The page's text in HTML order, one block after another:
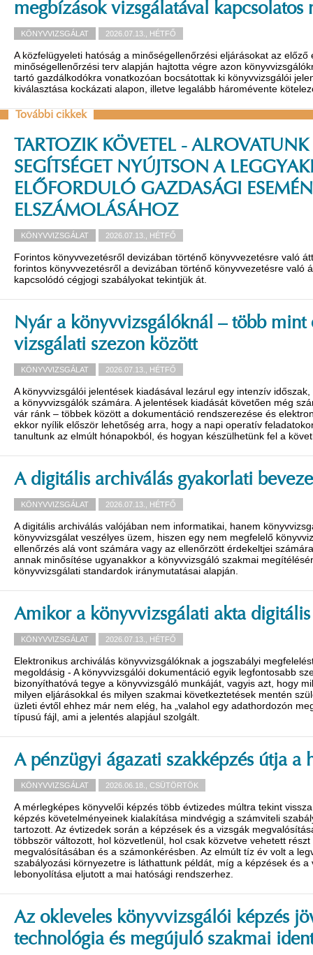
megbízások vizsgálatával kapcsolatos
KÖNYVVIZSGÁLAT 2026.07.13., HÉTFŐ
A közfelügyeleti hatóság a minőségellenőrzési eljárásokat az előző
minőségellenőrzési terv alapján hajtotta végre azon
tartó gazdálkodókra vonatkozóan bocsátottak ki könyvvizsgálói
kiválasztása kockázati alapon, illetve legalább háromévente
További cikkek
TARTOZIK KÖVETEL -
SEGÍTSÉGET NYÚJTSON A
ELŐFORDULÓ GAZDASÁGI
ELSZÁMOLÁSÁHOZ
KÖNYVVIZSGÁLAT 2026.07.13., HÉTFŐ
Forintos könyvvezetésről devizában történő könyvvezetésre való
forintos könyvvezetésről a devizában történő könyvvezetésre való
kapcsolódó cégjogi szabályokat tekintjük át.
Nyár a könyvvizsgálóknál – több mint
vizsgálati szezon között
KÖNYVVIZSGÁLAT 2026.07.13., HÉTFŐ
A könyvvizsgálói jelentések kiadásával lezárul egy intenzív
a könyvvizsgálók számára. A jelentések kiadását követően még
vár ránk – többek között a dokumentáció rendszerezése és
ekkor nyílik először lehetőség arra, hogy a napi operatív
tanultunk az elmúlt hónapokból, és hogyan készülhetünk fel a
A digitális archiválás gyakorlati
KÖNYVVIZSGÁLAT 2026.07.13., HÉTFŐ
A digitális archiválás valójában nem informatikai, hanem
könyvvizsgálat veszélyes üzem, hiszen egy nem megfelelő
ellenőrzés alá vont számára vagy az ellenőrzött érdekeltjei
annak minősítése ugyanakkor a könyvvizsgáló szakmai
könyvvizsgálati standardok iránymutatásai alapján.
Amikor a könyvvizsgálati akta
KÖNYVVIZSGÁLAT 2026.07.13., HÉTFŐ
Elektronikus archiválás könyvvizsgálóknak a jogszabályi
megoldásig - A könyvvizsgálói dokumentáció egyik legfontosabb
bizonyíthatóvá tegye a könyvvizsgáló munkáját, vagyis azt, hogy
milyen eljárásokkal és milyen szakmai következtetések mentén
üzleti évtől ehhez már nem elég, ha „valahol egy adathordozón
típusú fájl, ami a jelentés alapjául szolgált.
A pénzügyi ágazati szakképzés útja a
KÖNYVVIZSGÁLAT 2026.06.18., CSÜTÖRTÖK
A mérlegképes könyvelői képzés több évtizedes múltra tekint
képzés követelményeinek kialakítása mindvégig a számviteli
tartozott. Az évtizedek során a képzések és a vizsgák
többször változott, hol közvetlenül, hol csak közvetve vehetett
megvalósításában és a számonkérésben. Az elmúlt tíz év volt a
szabályozási környezetre is láthattunk példát, míg a képzések és a
lebonyolítása eljutott a mai hatósági rendszerhez.
Az okleveles könyvvizsgálói képzés
technológia és megújuló szakmai